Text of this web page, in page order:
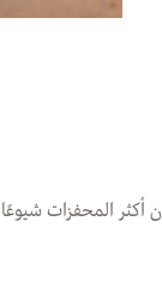
أكثر المحفزات